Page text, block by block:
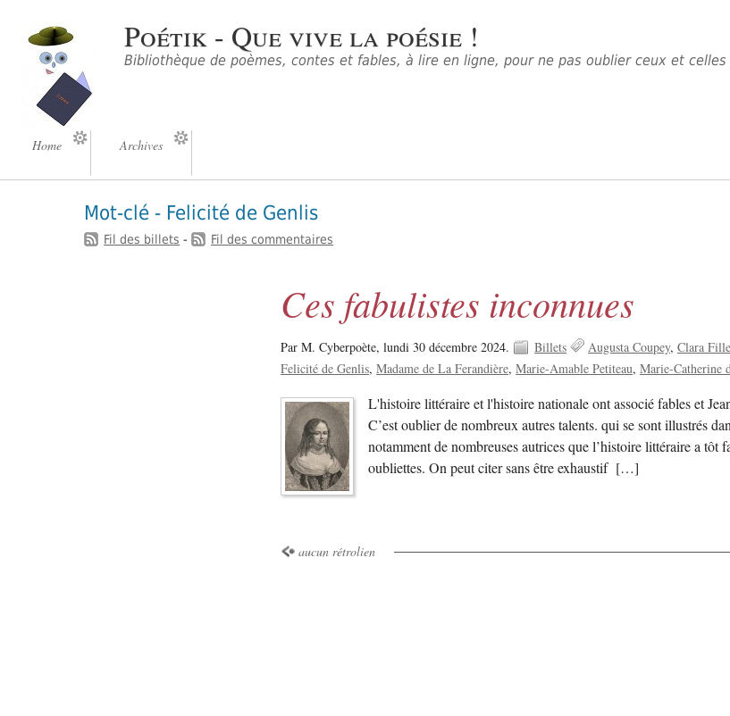
Poétik - Que vive la poésie !
Bibliothèque de poèmes, contes et fables, à lire en ligne, pour ne pas oublier ceux et
Home Archives
Mot-clé - Felicité de Genlis
Fil des billets - Fil des commentaires
Ces fabulistes inconnues
Par M. Cyberpoète,lundi 30 décembre 2024. Billets Augusta Coupey Clara
Felicité de Genlis Madame de La Ferandière Marie-Amable Petiteau Marie-Catherine
L'histoire littéraire et l'histoire nationale ont associé fables et
C’est oublier de nombreux autres talents. qui se sont illustrés
notamment de nombreuses autrices que l’histoire littéraire a tôt
oubliettes. On peut citer sans être exhaustif […]
aucun rétrolien